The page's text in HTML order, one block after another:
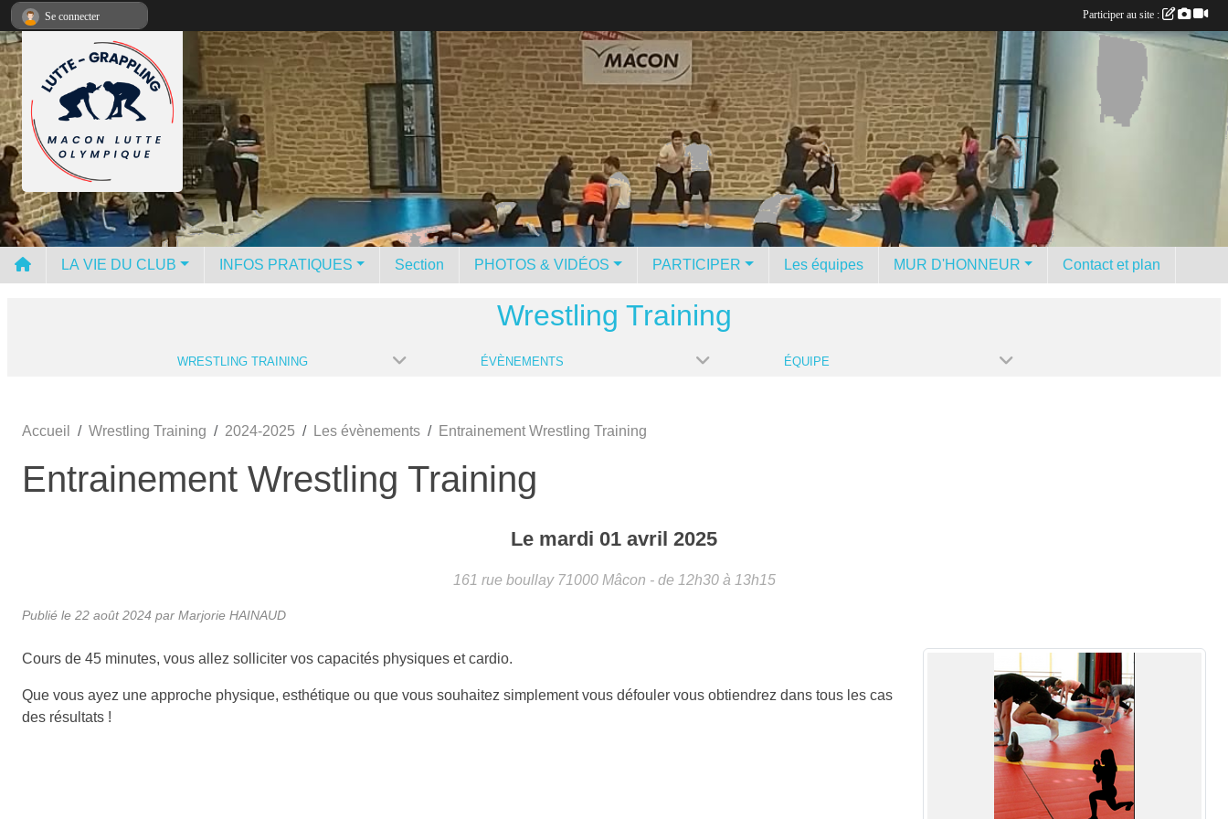
LA VIE DU CLUB INFOS PRATIQUES Section PHOTOS & VIDÉOS PARTICIPER Les équipes MUR D'HONNEUR Contact et plan
Wrestling Training
WRESTLING TRAINING ÉVÈNEMENTS ÉQUIPE
Accueil Wrestling Training 2024-2025 Les évènements Entrainement Wrestling Training
Entrainement Wrestling Training
Le mardi 01 avril 2025
161 rue boullay 71000 Mâcon - de 12h30 à 13h15
Publié le 22 août 2024 par Marjorie HAINAUD
Cours de 45 minutes, vous allez solliciter vos capacités physiques et cardio.
Que vous ayez une approche physique, esthétique ou que vous souhaitez simplement vous défouler vous obtiendrez dans tous les cas
des résultats !
Se connecter Participer au site :
Panneau de gestion des cookies